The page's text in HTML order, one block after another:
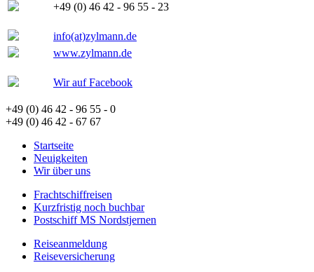
+49 (0) 46 42 - 96 55 - 23
info(at)zylmann.de
www.zylmann.de
Wir auf Facebook
+49 (0) 46 42 - 96 55 - 0
+49 (0) 46 42 - 67 67
Startseite
Neuigkeiten
Wir über uns
Frachtschiffreisen
Kurzfristig noch buchbar
Postschiff MS Nordstjernen
Reiseanmeldung
Reiseversicherung